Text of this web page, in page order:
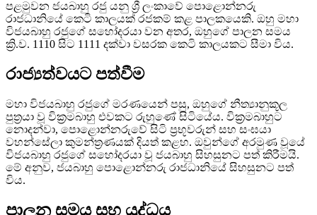
පළමුවන ජයබාහු රජු යනු ශ්‍රී ලංකාවේ පොළොන්නරු
රාජධානියේ කෙටි කාලයක් රජකම් කළ පාලකයෙකි. ඔහු මහා
විජයබාහු රජුගේ සහෝදරයා වන අතර, ඔහුගේ පාලන සමය
ක්‍රි.ව. 1110 සිට 1111 දක්වා වසරක කෙටි කාලයකට සීමා විය.
රාජ්‍යත්වයට පත්වීම
මහා විජයබාහු රජුගේ මරණයෙන් පසු, ඔහුගේ නීත්‍යානුකූල
පුත්‍රයා වූ වික්‍රමබාහු එවකට රුහුණේ සිටියේය. වික්‍රමබාහුට
නොදන්වා, පොළොන්නරුවේ සිටි ප්‍රභූවරුන් සහ සංඝයා
වහන්සේලා කුමන්ත්‍රණයක් දියත් කළහ. ඔවුන්ගේ අරමුණ වූයේ
විජයබාහු රජුගේ සහෝදරයා වූ ජයබාහු සිහසුනට පත් කිරීමයි.
මේ අනුව, ජයබාහු පොළොන්නරු රාජධානියේ සිහසුනට පත්
විය.
පාලන සමය සහ යුද්ධය